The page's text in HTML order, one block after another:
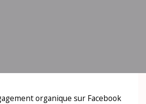
organique sur Facebook